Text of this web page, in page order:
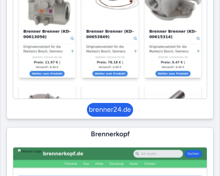
brenner24.de
Brennerkopf